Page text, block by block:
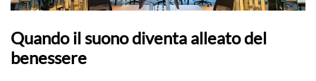
Quando il suono diventa alleato del
benessere